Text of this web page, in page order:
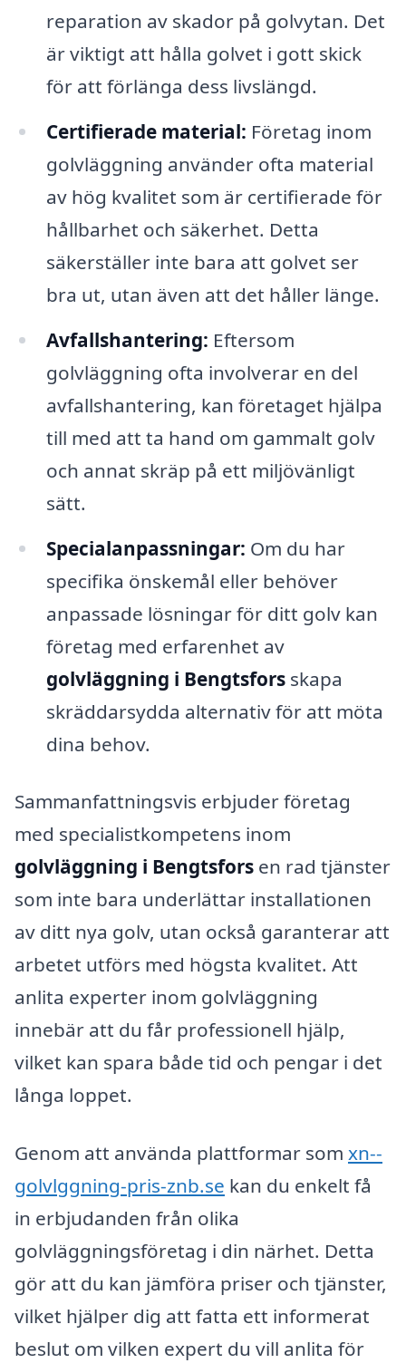
reparation av skador på golvytan. Det
är viktigt att hålla golvet i gott skick
för att förlänga dess livslängd.
Certifierade material: Företag inom
golvläggning använder ofta material
av hög kvalitet som är certifierade för
hållbarhet och säkerhet. Detta
säkerställer inte bara att golvet ser
bra ut, utan även att det håller länge.
Avfallshantering: Eftersom
golvläggning ofta involverar en del
avfallshantering, kan företaget hjälpa
till med att ta hand om gammalt golv
och annat skräp på ett miljövänligt
sätt.
Specialanpassningar: Om du har
specifika önskemål eller behöver
anpassade lösningar för ditt golv kan
företag med erfarenhet av
golvläggning i Bengtsforsskapa
skräddarsydda alternativ för att möta
dina behov.
Sammanfattningsvis erbjuder företag
med specialistkompetens inom
golvläggning i Bengtsfors en rad tjänster
som inte bara underlättar installationen
av ditt nya golv, utan också garanterar att
arbetet utförs med högsta kvalitet. Att
anlita experter inom golvläggning
innebär att du får professionell hjälp,
vilket kan spara både tid och pengar i det
långa loppet.
Genom att använda plattformar som xn--
golvlggning-pris-znb.se kan du enkelt få
in erbjudanden från olika
golvläggningsföretag i din närhet. Detta
gör att du kan jämföra priser och tjänster,
vilket hjälper dig att fatta ett informerat
beslut om vilken expert du vill anlita för